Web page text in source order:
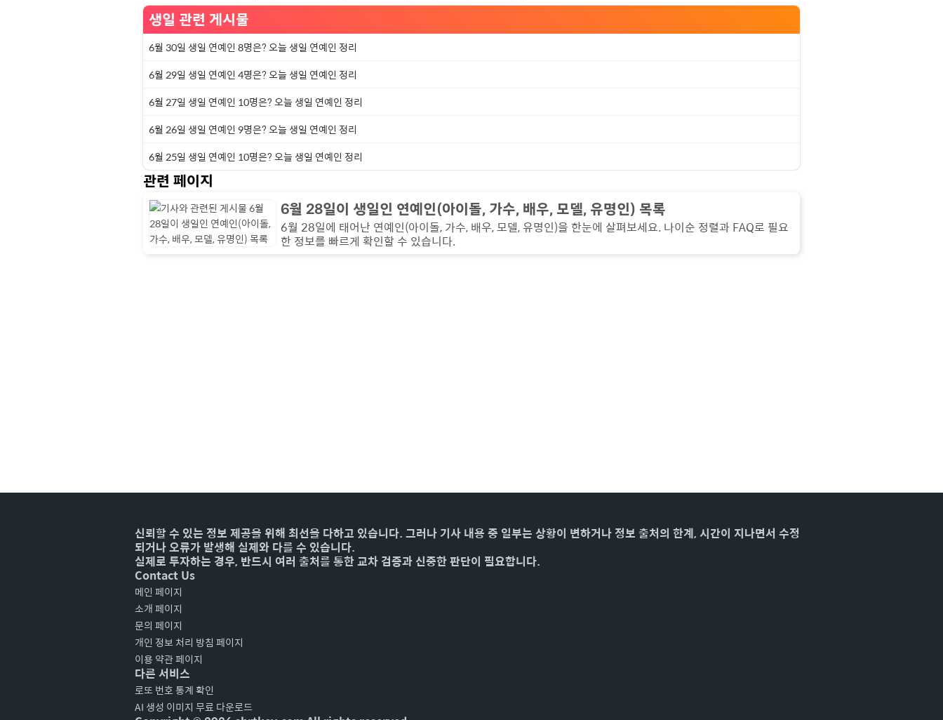
생일 관련 게시물
6월 30일 생일 연예인 8명은? 오늘 생일 연예인 정리
6월 29일 생일 연예인 4명은? 오늘 생일 연예인 정리
6월 27일 생일 연예인 10명은? 오늘 생일 연예인 정리
6월 26일 생일 연예인 9명은? 오늘 생일 연예인 정리
6월 25일 생일 연예인 10명은? 오늘 생일 연예인 정리
관련 페이지
6월 28일이 생일인 연예인(아이돌, 가수, 배우, 모델, 유명인) 목록
6월 28일에 태어난 연예인(아이돌, 가수, 배우, 모델, 유명인)을 한눈에 살펴보세요. 나이순 정렬과 FAQ로 필요
한 정보를 빠르게 확인할 수 있습니다.
신뢰할 수 있는 정보 제공을 위해 최선을 다하고 있습니다. 그러나 기사 내용 중 일부는 상황이 변하거나 정보 출처의 한계, 시간이 지나면서 수정
되거나 오류가 발생해 실제와 다를 수 있습니다.
실제로 투자하는 경우, 반드시 여러 출처를 통한 교차 검증과 신중한 판단이 필요합니다.
Contact Us
메인 페이지
소개 페이지
문의 페이지
개인 정보 처리 방침 페이지
이용 약관 페이지
다른 서비스
로또 번호 통계 확인
AI 생성 이미지 무료 다운로드